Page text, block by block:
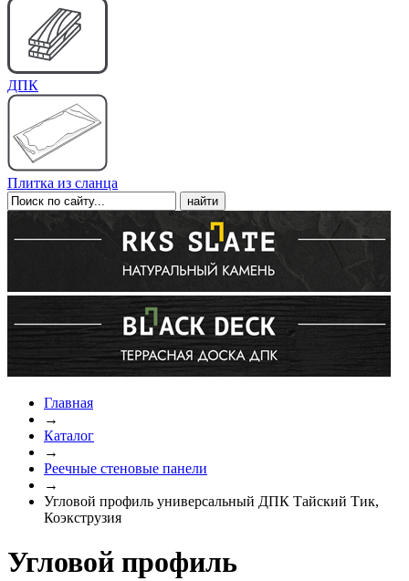
ДПК
Плитка из сланца
Главная
→
Каталог
→
Реечные стеновые панели
→
Угловой профиль универсальный ДПК Тайский Тик,
Коэкструзия
Угловой профиль